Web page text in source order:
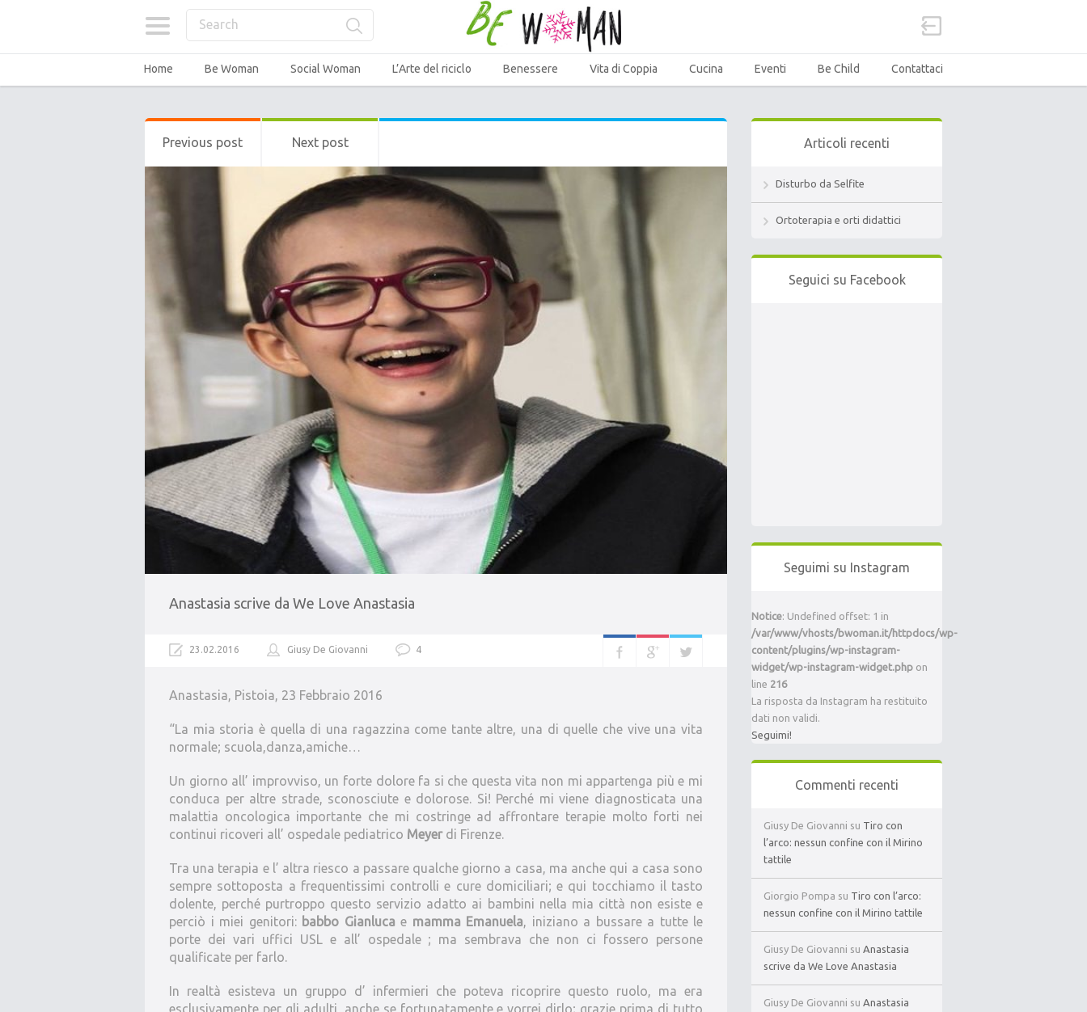
Home Be Woman Social Woman L’Arte del riciclo Benessere Vita di Coppia Cucina Eventi Be Child Contattaci
Previous post Next post
Anastasia scrive da We Love Anastasia
23.02.2016 Giusy De Giovanni 4
Anastasia, Pistoia, 23 Febbraio 2016
“La mia storia è quella di una ragazzina come tante altre, una di quelle che vive una vita
normale; scuola,danza,amiche…
Un giorno all’ improvviso, un forte dolore fa si che questa vita non mi appartenga più e mi
conduca per altre strade, sconosciute e dolorose. Si! Perché mi viene diagnosticata una
malattia oncologica importante che mi costringe ad affrontare terapie molto forti nei
continui ricoveri all’ ospedale pediatrico Meyerdi Firenze.
Tra una terapia e l’ altra riesco a passare qualche giorno a casa, ma anche qui a casa sono
sempre sottoposta a frequentissimi controlli e cure domiciliari; e qui tocchiamo il tasto
dolente, perché purtroppo questo servizio adatto ai bambini nella mia città non esiste e
perciò i miei genitori: babbo Gianluca e mamma Emanuela, iniziano a bussare a tutte le
porte dei vari uffici USL e all’ ospedale ; ma sembrava che non ci fossero persone
qualificate per farlo.
In realtà esisteva un gruppo d’ infermieri che poteva ricoprire questo ruolo, ma era
esclusivamente per gli adulti, anche se fortunatamente e vorrei dirlo; grazie prima di tutto
Articoli recenti
Disturbo da Selfite
Ortoterapia e orti didattici
Seguici su Facebook
Seguimi su Instagram
Notice: Undefined offset: 1 in
/var/www/vhosts/bwoman.it/httpdocs/wp-
content/plugins/wp-instagram-
widget/wp-instagram-widget.php on
line 216
La risposta da Instagram ha restituito
dati non validi.
Seguimi!
Commenti recenti
Giusy De Giovanni su Tiro con
l’arco: nessun confine con il Mirino
tattile
Giorgio Pompa su Tiro con l’arco:
nessun confine con il Mirino tattile
Giusy De Giovanni su Anastasia
scrive da We Love Anastasia
Giusy De Giovanni su Anastasia